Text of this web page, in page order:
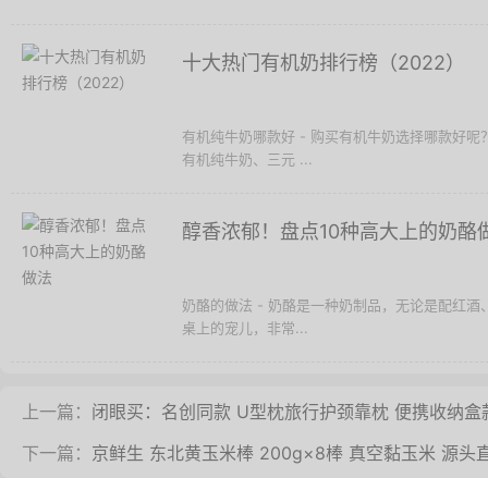
十大热门有机奶排行榜（2022）
有机纯牛奶哪款好 - 购买有机牛奶选择哪款好
有机纯牛奶、三元 ...
醇香浓郁！盘点10种高大上的奶酪
奶酪的做法 - 奶酪是一种奶制品，无论是配红
桌上的宠儿，非常...
上一篇： 闭眼买：名创同款 U型枕旅行护颈靠枕 便携收纳
下一篇： 京鲜生 东北黄玉米棒 200g×8棒 真空黏玉米 源头